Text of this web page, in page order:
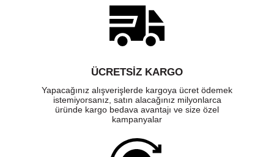
ÜCRETSIZ KARGO
Yapacağınız alışverişlerde kargoya ücret ödemek
istemiyorsanız, satın alacağınız milyonlarca
üründe kargo bedava avantajı ve size özel
kampanyalar